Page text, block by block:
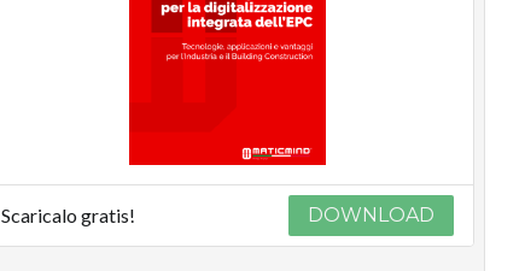
Scaricalo gratis! DOWNLOAD